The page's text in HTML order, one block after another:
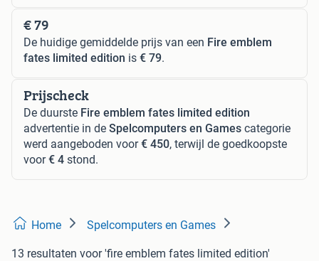
€ 79
De huidige gemiddelde prijs van een Fire emblem
fates limited edition is € 79.
Prijscheck
De duurste Fire emblem fates limited edition
advertentie in de Spelcomputers en Games categorie
werd aangeboden voor€ 450, terwijl de goedkoopste
voor€ 4 stond.
Home Spelcomputers en Games
13 resultaten voor 'fire emblem fates limited edition'